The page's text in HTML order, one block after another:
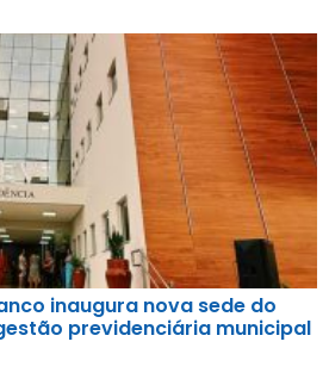
inaugura nova sede do
previdenciária municipal